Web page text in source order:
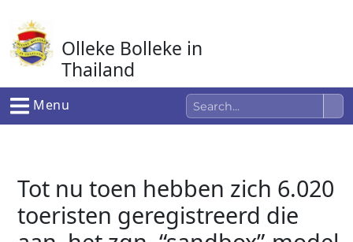
naar
de
inhoud
Olleke Bolleke in
Thailand
In Thailand
Menu
Tot nu toen hebben zich 6.020
toeristen geregistreerd die